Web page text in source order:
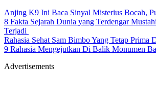
Anjing K9 Ini Baca Sinyal Misterius Bocah,
8 Fakta Sejarah Dunia yang Terdengar
Terjadi
Rahasia Sehat Sam Bimbo Yang Tetap Prima
9 Rahasia Mengejutkan Di Balik Monumen
Advertisements